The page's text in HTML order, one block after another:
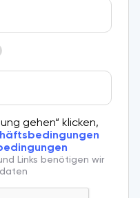
gehen“ klicken,
Links benötigen wir